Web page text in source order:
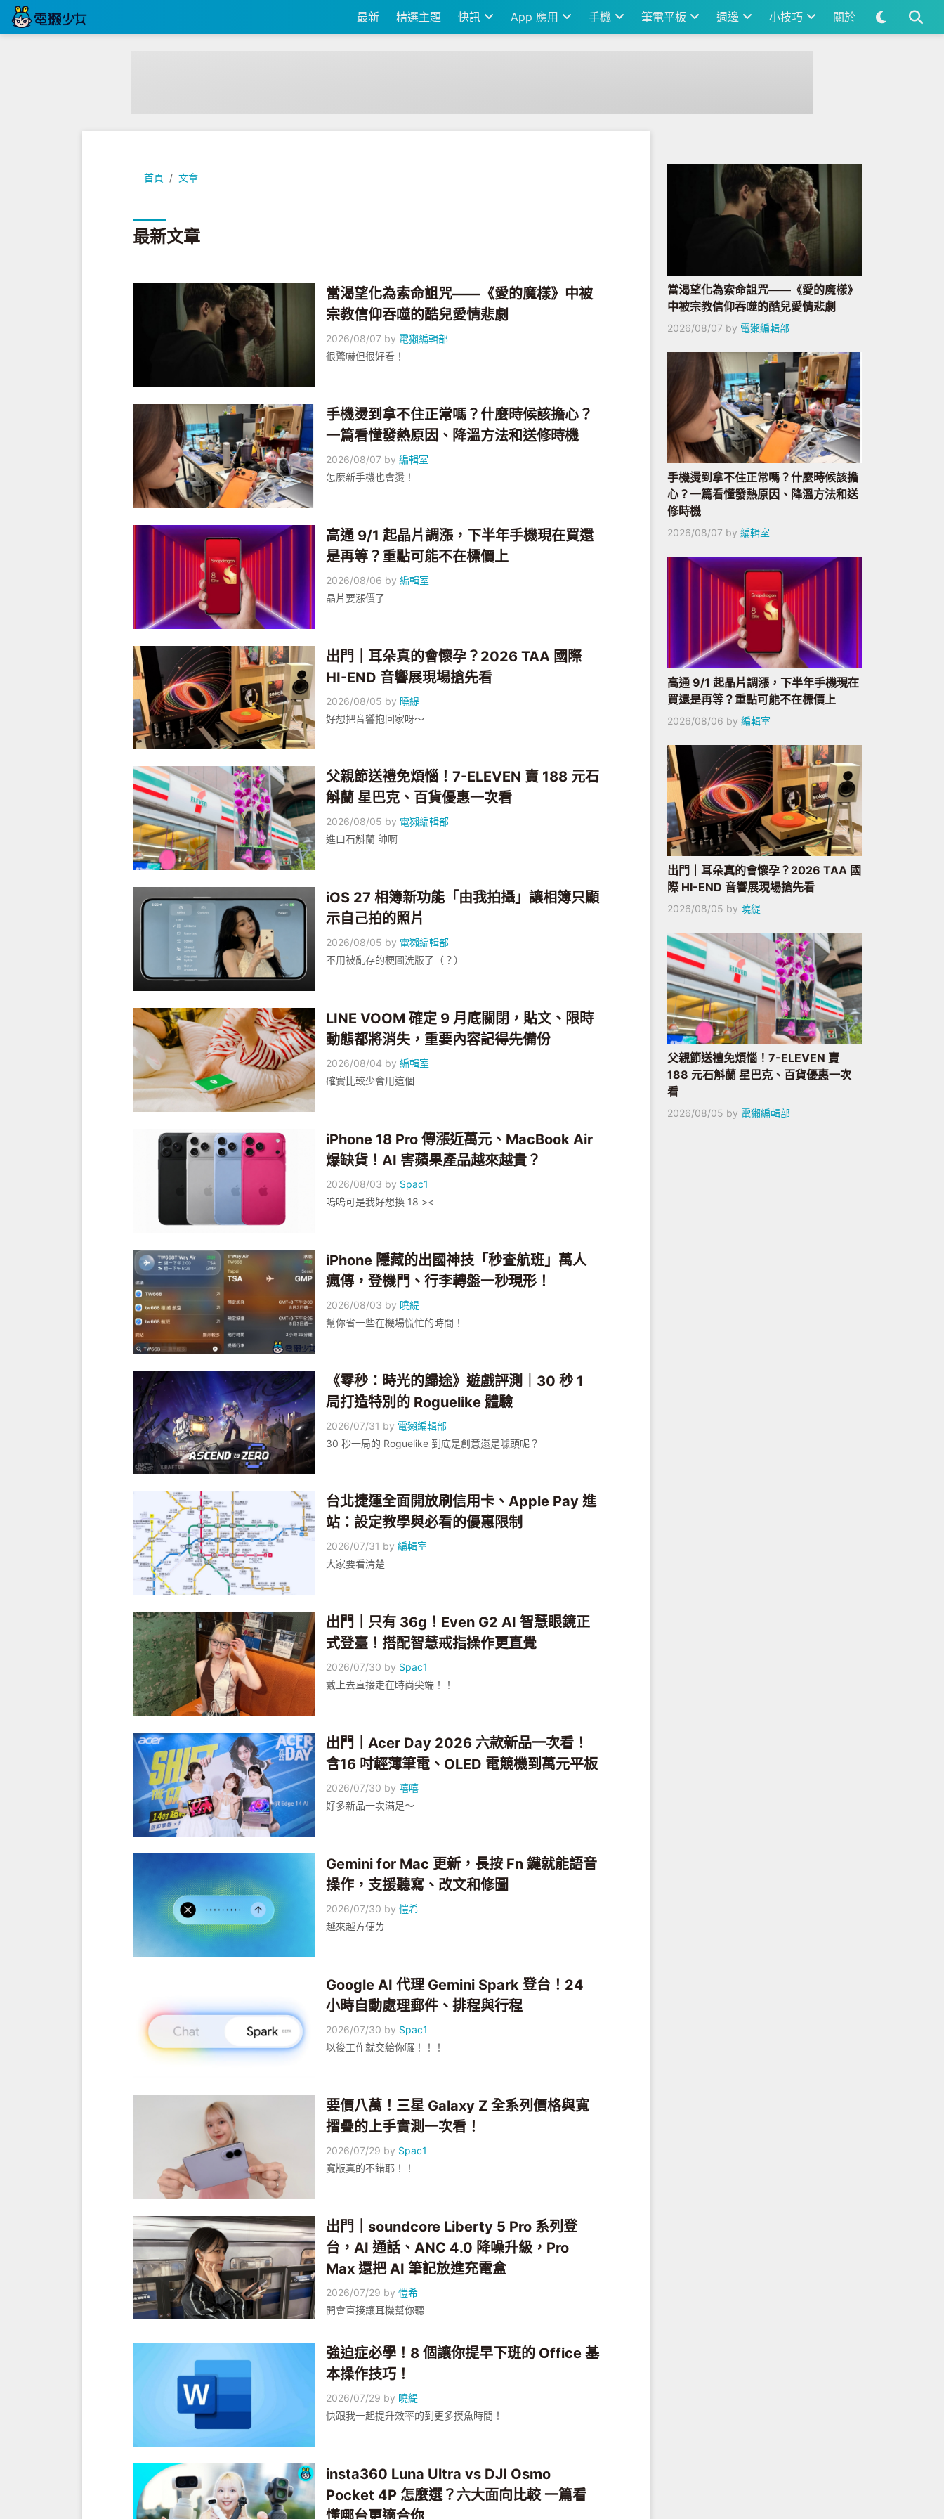
最新 精選主題 快訊 App 應用 手機 筆電平板 週邊 小技巧 關於
首頁 文章
最新文章
當渴望化為索命詛咒——《愛的魔樣》中被
宗教信仰吞噬的酷兒愛情悲劇
2026/08/07 by 電獺編輯部
很驚嚇但很好看！
手機燙到拿不住正常嗎？什麼時候該擔心？
一篇看懂發熱原因、降溫方法和送修時機
2026/08/07 by編輯室
怎麼新手機也會燙！
高通 9/1 起晶片調漲，下半年手機現在買還
是再等？重點可能不在標價上
2026/08/06 by編輯室
晶片要漲價了
出門｜耳朵真的會懷孕？2026 TAA 國際
HI-END 音響展現場搶先看
2026/08/05 by 曉緹
好想把音響抱回家呀～
父親節送禮免煩惱！7-ELEVEN 賣 188 元石
斛蘭 星巴克、百貨優惠一次看
2026/08/05 by 電獺編輯部
進口石斛蘭 帥啊
iOS 27 相簿新功能「由我拍攝」讓相簿只顯
示自己拍的照片
2026/08/05 by 電獺編輯部
不用被亂存的梗圖洗版了（？）
LINE VOOM 確定 9 月底關閉，貼文、限時
動態都將消失，重要內容記得先備份
2026/08/04 by編輯室
確實比較少會用這個
iPhone 18 Pro 傳漲近萬元、MacBook Air
爆缺貨！AI 害蘋果產品越來越貴？
2026/08/03 by Spac1
嗚嗚可是我好想換 18 ><
iPhone 隱藏的出國神技「秒查航班」萬人
瘋傳，登機門、行李轉盤一秒現形！
2026/08/03 by 曉緹
幫你省一些在機場慌忙的時間！
《零秒：時光的歸途》遊戲評測｜30 秒 1
局打造特別的 Roguelike 體驗
2026/07/31 by 電獺編輯部
30 秒一局的 Roguelike 到底是創意還是噱頭呢？
台北捷運全面開放刷信用卡、Apple Pay 進
站：設定教學與必看的優惠限制
2026/07/31 by編輯室
大家要看清楚
出門｜只有 36g！Even G2 AI 智慧眼鏡正
式登臺！搭配智慧戒指操作更直覺
2026/07/30 by Spac1
戴上去直接走在時尚尖端！！
出門｜Acer Day 2026 六款新品一次看！
含16 吋輕薄筆電、OLED 電競機到萬元平板
2026/07/30 by 嘻嘻
好多新品一次滿足～
Gemini for Mac 更新，長按 Fn 鍵就能語音
操作，支援聽寫、改文和修圖
2026/07/30 by愷希
越來越方便ㄌ
Google AI 代理 Gemini Spark 登台！24
小時自動處理郵件、排程與行程
2026/07/30 by Spac1
以後工作就交給你囉！！！
要價八萬！三星 Galaxy Z 全系列價格與寬
摺疊的上手實測一次看！
2026/07/29 by Spac1
寬版真的不錯耶！！
出門｜soundcore Liberty 5 Pro 系列登
台，AI 通話、ANC 4.0 降噪升級，Pro
Max 還把 AI 筆記放進充電盒
2026/07/29 by愷希
開會直接讓耳機幫你聽
強迫症必學！8 個讓你提早下班的 Office 基
本操作技巧！
2026/07/29 by 曉緹
快跟我一起提升效率的到更多摸魚時間！
insta360 Luna Ultra vs DJI Osmo
Pocket 4P 怎麼選？六大面向比較 一篇看
當渴望化為索命詛咒——《愛的魔樣》
中被宗教信仰吞噬的酷兒愛情悲劇
2026/08/07 by 電獺編輯部
手機燙到拿不住正常嗎？什麼時候該擔
心？一篇看懂發熱原因、降溫方法和送
修時機
2026/08/07 by 編輯室
高通 9/1 起晶片調漲，下半年手機現在
買還是再等？重點可能不在標價上
2026/08/06 by 編輯室
出門｜耳朵真的會懷孕？2026 TAA 國
際 HI-END 音響展現場搶先看
2026/08/05 by 曉緹
父親節送禮免煩惱！7-ELEVEN 賣
188 元石斛蘭 星巴克、百貨優惠一次
看
2026/08/05 by 電獺編輯部